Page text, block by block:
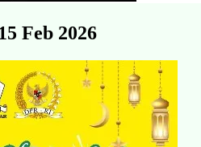
Feb 2026